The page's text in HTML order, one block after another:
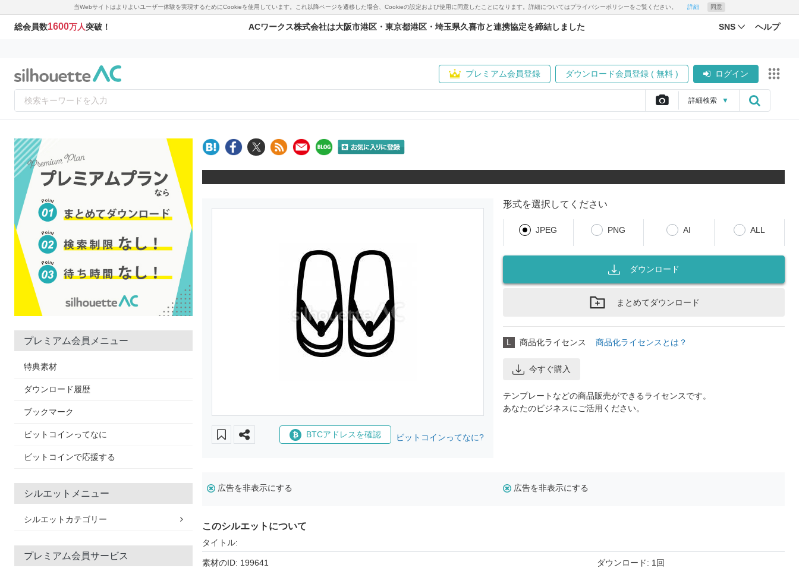
当Webサイトはよりよいユーザー体験を実現するためにCookieを使用しています。これ以降ページを遷移した場合、Cookieの設定および使用に同意したことになります。詳細についてはプライバシーポリシーをご覧ください。 詳細 同意
総会員数1600万人突破！ ACワークス株式会社は大阪市港区・東京都港区・埼玉県久喜市と連携協定を締結しました SNS ヘルプ
プレミアム会員登録 ダウンロード会員登録 ( 無料 ) ログイン
詳細検索 ▼
プレミアム会員メニュー
特典素材
ダウンロード履歴
ブックマーク
ビットコインってなに
ビットコインで応援する
シルエットメニュー
シルエットカテゴリー
プレミアム会員サービス
BTCアドレスを確認 ビットコインってなに?
形式を選択してください
JPEG PNG AI ALL
ダウンロード
まとめてダウンロード
L 商品化ライセンス 商品化ライセンスとは？
今すぐ購入
テンプレートなどの商品販売ができるライセンスです。
あなたのビジネスにご活用ください。
広告を非表示にする 広告を非表示にする
このシルエットについて
タイトル:
素材のID: 199641 ダウンロード: 1回